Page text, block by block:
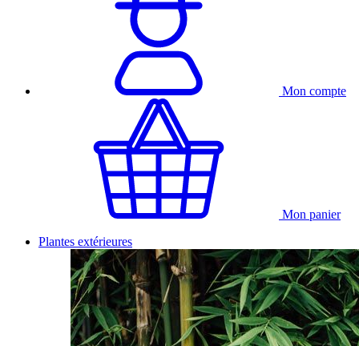
Mon compte
Mon panier
Plantes extérieures